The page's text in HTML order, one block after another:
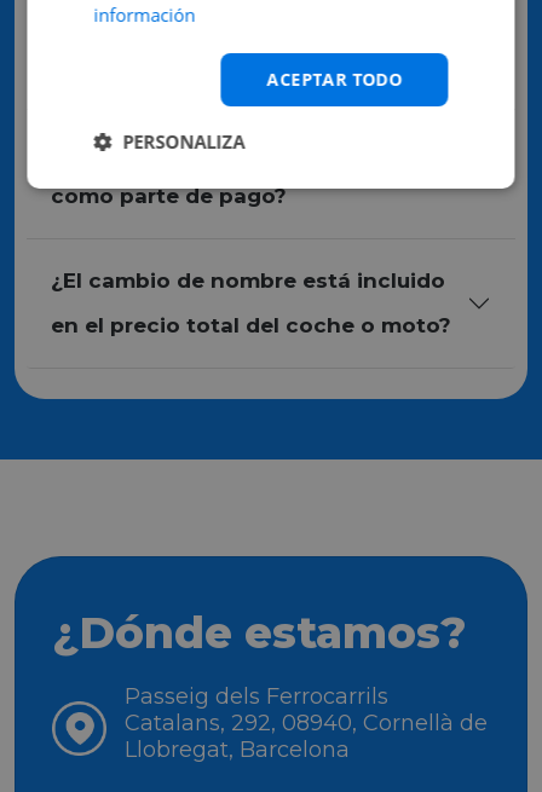
¿Cuáles son las formas de pago que
¿Puedo entregar mi coche o moto
como parte de pago?
¿El cambio de nombre está incluido
en el precio total del coche o moto?
¿Dónde estamos?
Passeig dels Ferrocarrils
Catalans, 292, 08940, Cornellà de
Llobregat, Barcelona
información
ACEPTAR TODO
PERSONALIZA